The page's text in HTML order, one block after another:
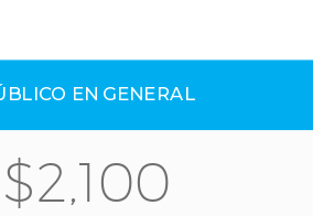
EN GENERAL
$2,100